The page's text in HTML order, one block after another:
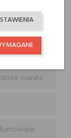
i paczula
drzewo
drzewo
i
wanilia